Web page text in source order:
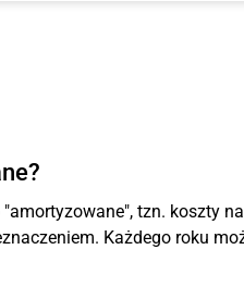
tzn. koszty
Każdego roku